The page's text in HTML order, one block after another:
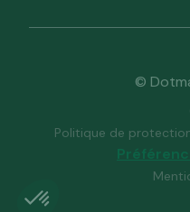
©
Politique de